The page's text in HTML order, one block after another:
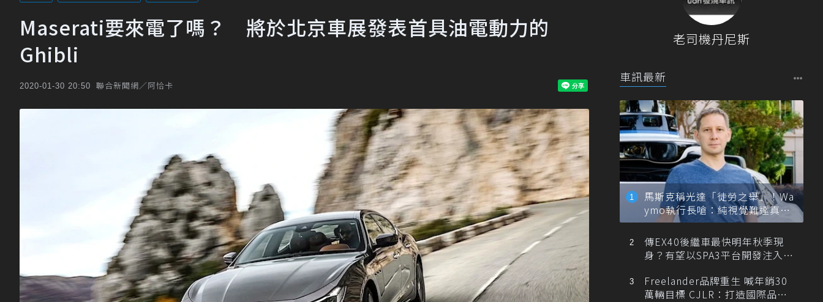
Maserati要來電了嗎？ 將於北京車展發表首具油電動力的
Ghibli
2020-01-30 20:50 聯合新聞網／阿恰卡
老司機丹尼斯
車訊最新
馬斯克稱光達「徒勞之舉」！Wa
ymo執行長嗆：純視覺難達真正
自動駕駛
傳EX40後繼車最快明年秋季現
身？有望以SPA3平台開發注入80
Freelander品牌重生 喊年銷30
萬輛目標 CJLR：打造國際品牌